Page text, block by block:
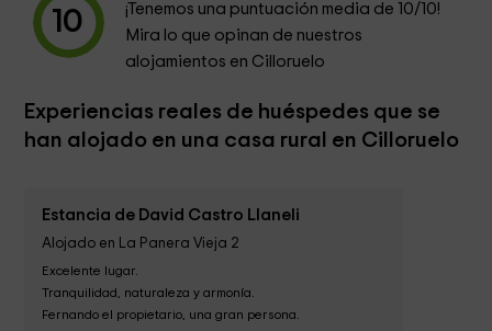
10 ¡Tenemos una puntuación media de 10/10!
Mira lo que opinan de nuestros
alojamientos en Cilloruelo
Experiencias reales de huéspedes que se
han alojado en una casa rural en Cilloruelo
Estancia de David Castro Llaneli
Alojado en La Panera Vieja 2
Excelente lugar.
Tranquilidad, naturaleza y armonía.
Fernando el propietario, una gran persona.